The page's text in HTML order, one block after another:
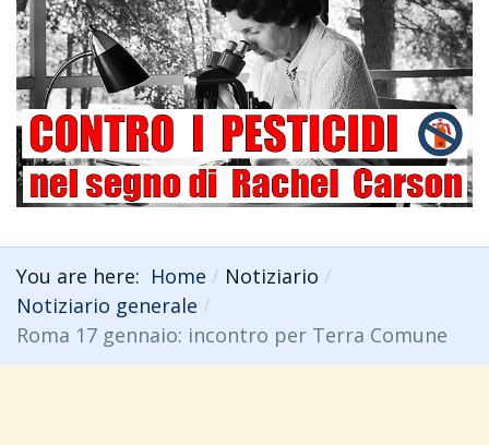
You are here: Home
Notiziario
Notiziario generale
Roma 17 gennaio: incontro per Terra Comune